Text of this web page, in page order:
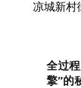
凉城新
全过
擎”的